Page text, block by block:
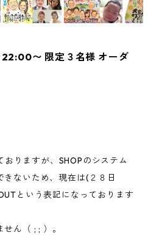
〜 限定３名様 オーダ
りますが、SHOPのシステム
ないため、現在は(２８日
という表記になっております
ん（ ; ; ）。